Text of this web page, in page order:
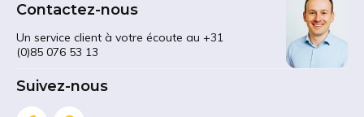
Contactez-nous
Un service client à votre écoute au +31
(0)85 076 53 13
Suivez-nous